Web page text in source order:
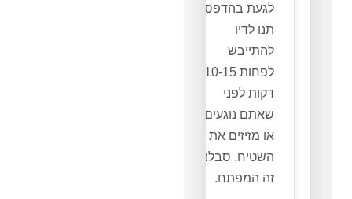
לגעת בהדפסה!
תנו לדיו
להתייבש
לפחות 10-15
דקות לפני
שאתם נוגעים
או מזיזים את
השטיח. סבלנות
זה המפתח.